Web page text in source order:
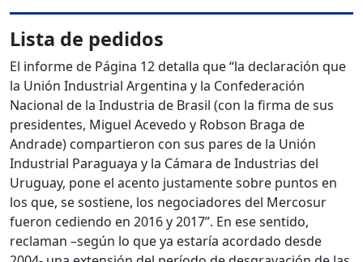
Lista de pedidos
El informe de Página 12 detalla que “la declaración que
la Unión Industrial Argentina y la Confederación
Nacional de la Industria de Brasil (con la firma de sus
presidentes, Miguel Acevedo y Robson Braga de
Andrade) compartieron con sus pares de la Unión
Industrial Paraguaya y la Cámara de Industrias del
Uruguay, pone el acento justamente sobre puntos en
los que, se sostiene, los negociadores del Mercosur
fueron cediendo en 2016 y 2017”. En ese sentido,
reclaman –según lo que ya estaría acordado desde